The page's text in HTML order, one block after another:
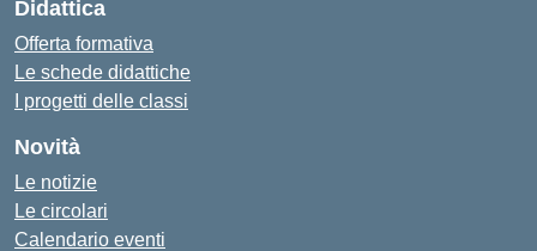
Didattica
Offerta formativa
Le schede didattiche
I progetti delle classi
Novità
Le notizie
Le circolari
Calendario eventi